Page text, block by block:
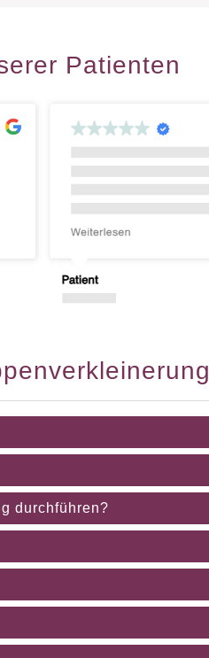
Patienten
durchführen?